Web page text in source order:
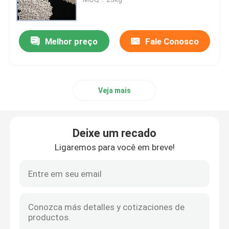
Embalagem aleatória de coluna
Bola cerâmica da alumina
Melhor preço Fale Conosco
Veja mais
Deixe um recado
Ligaremos para você em breve!